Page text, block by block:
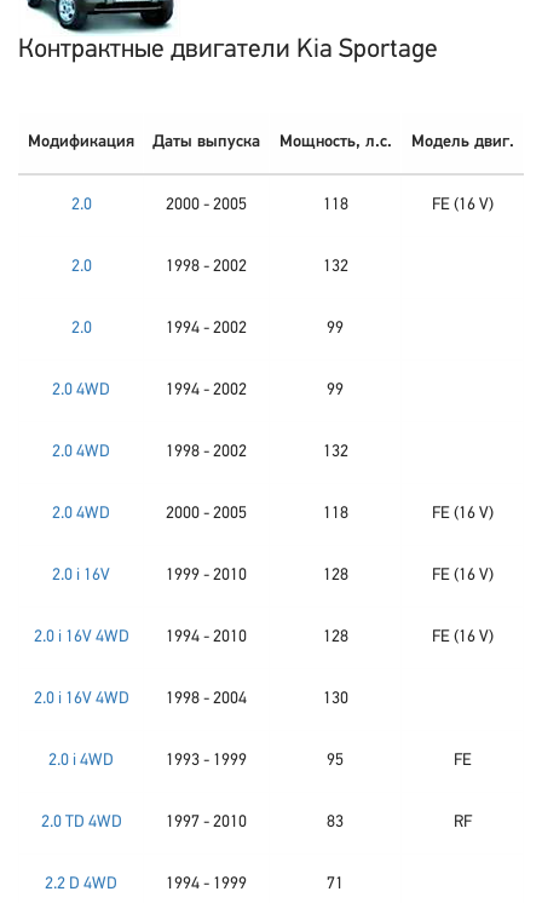
Контрактные двигатели Kia Sportage
Модификация Даты выпуска Мощность, л.с. Модель двиг.
2.0 2000 - 2005 118 FE (16 V)
2.0 1998 - 2002 132
2.0 1994 - 2002 99
2.0 4WD 1994 - 2002 99
2.0 4WD 1998 - 2002 132
2.0 4WD 2000 - 2005 118 FE (16 V)
2.0 i 16V 1999 - 2010 128 FE (16 V)
2.0 i 16V 4WD 1994 - 2010 128 FE (16 V)
2.0 i 16V 4WD 1998 - 2004 130
2.0 i 4WD 1993 - 1999 95 FE
2.0 TD 4WD 1997 - 2010 83 RF
2.2 D 4WD 1994 - 1999 71